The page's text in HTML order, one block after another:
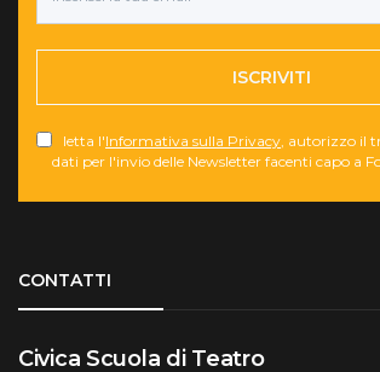
ISCRIVITI
letta l'Informativa sulla Privacy , autorizzo il
dati per l'invio delle Newsletter facenti capo a
CONTATTI
Civica Scuola di Teatro